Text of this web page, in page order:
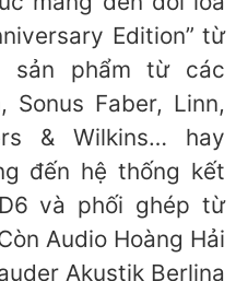
Edition” từ
sản phẩm từ các
Sonus Faber, Linn,
& Wilkins… hay
đến hệ thống kết
và phối ghép từ
Audio Hoàng Hải
Akustik Berlina